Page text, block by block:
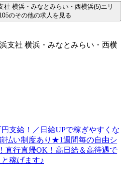
社 横浜・みなとみらい・西横浜(5)エリ
のその他の求人を見る
支社 横浜・みなとみらい・西横
支給！／日給UPで稼ぎやすくな
払い制度あり★1週間毎の自由シ
直行直帰OK！高日給＆高待遇で
稼げます♪